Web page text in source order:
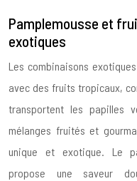
Pamplemousse et
exotiques
Les combinaisons
avec des fruits tropicaux,
transportent les papilles
mélanges fruités et
unique et exotique. Le
propose une saveur